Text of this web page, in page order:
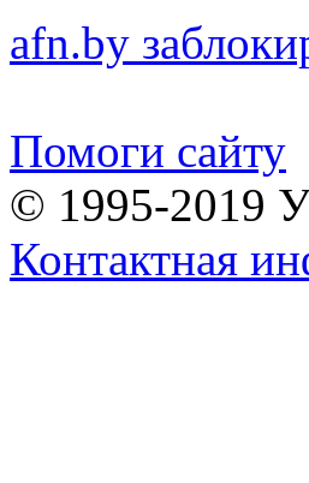
afn.by
Помоги сайту
© 1995-2019
Контактная